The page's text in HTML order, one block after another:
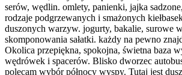
serów, wędlin. omlety, panienki, jajka
rodzaje podgrzewanych i smażonych
duszonych warzyw. jogurty, bakalie, surowe
skomponowania sałatki. każdy na pewno
Okolica przepiękna, spokojna, świetna baza
wędrówek i spacerów. Blisko dworzec
polecam wybór północy wyspy. Tutaj jest